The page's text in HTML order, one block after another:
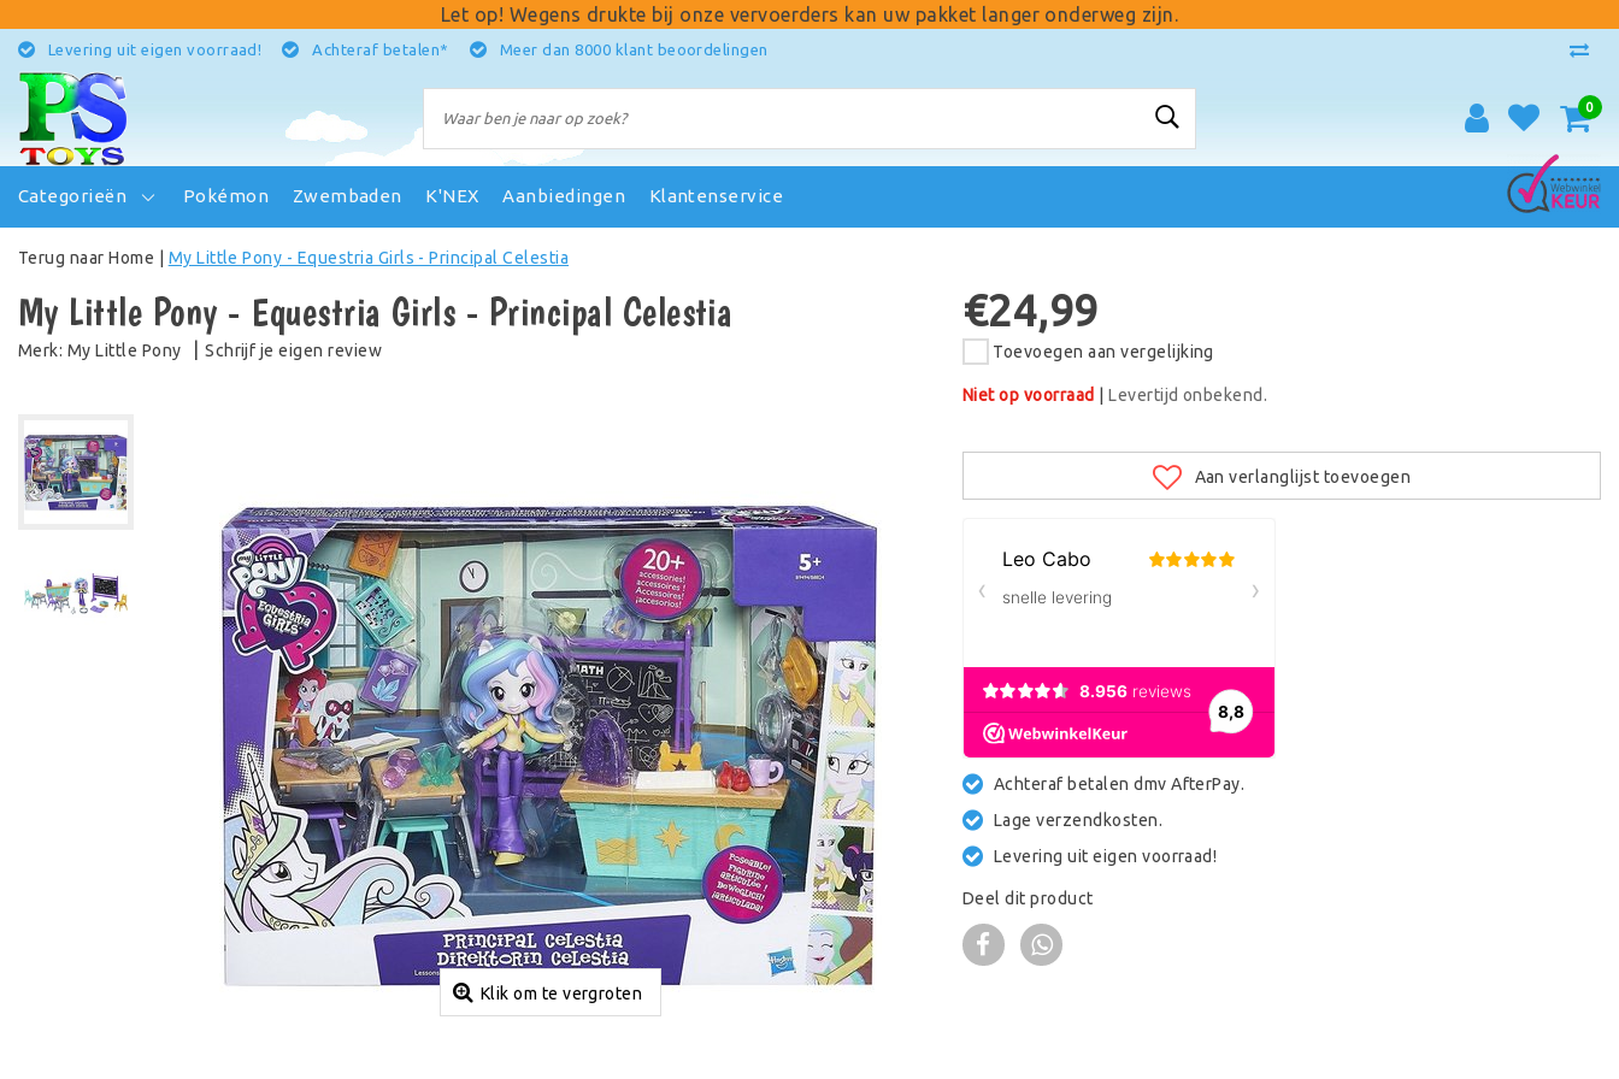
Let op! Wegens drukte bij onze vervoerders kan uw pakket langer onderweg zijn.
Levering uit eigen voorraad! Achteraf betalen* Meer dan 8000 klant beoordelingen
0
Categorieën Pokémon Zwembaden K'NEX Aanbiedingen Klantenservice
Terug naar Home My Little Pony - Equestria Girls - Principal Celestia
My Little Pony - Equestria Girls - Principal Celestia
Merk: My Little Pony |Schrijf je eigen review
Klik om te vergroten
€24,99
Toevoegen aan vergelijking
Niet op voorraad |Levertijd onbekend.
Aan verlanglijst toevoegen
Achteraf betalen dmv AfterPay.
Lage verzendkosten.
Levering uit eigen voorraad!
Deel dit product